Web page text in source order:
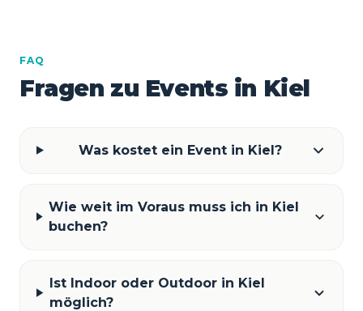
FAQ
Fragen zu Events in Kiel
Was kostet ein Event in Kiel?
Wie weit im Voraus muss ich in Kiel
buchen?
Ist Indoor oder Outdoor in Kiel
möglich?